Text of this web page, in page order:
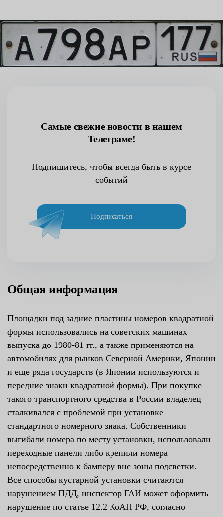
Самые свежие новости в нашем
Телеграме!
Подпишитесь, чтобы всегда быть в курсе
событий
Подписаться
Общая информация
Площадки под задние пластины номеров квадратной
формы использовались на советских машинах
выпуска до 1980-81 гг., а также применяются на
автомобилях для рынков Северной Америки, Японии
и еще ряда государств (в Японии используются и
передние знаки квадратной формы). При покупке
такого транспортного средства в России владелец
сталкивался с проблемой при установке
стандартного номерного знака. Собственники
выгибали номера по месту установки, использовали
переходные панели либо крепили номера
непосредственно к бамперу вне зоны подсветки.
Все способы кустарной установки считаются
нарушением ПДД, инспектор ГАИ может оформить
нарушение по статье 12.2 КоАП РФ, согласно